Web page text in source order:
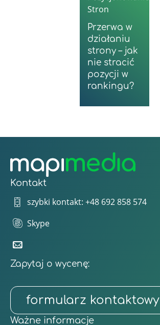
Stron
Przerwa w
działaniu
strony – jak
nie stracić
pozycji w
rankingu?
Kontakt
szybki kontakt: +48 692 858 574
Skype
Zapytaj o wycenę:
formularz kontaktowy
Ważne informacje